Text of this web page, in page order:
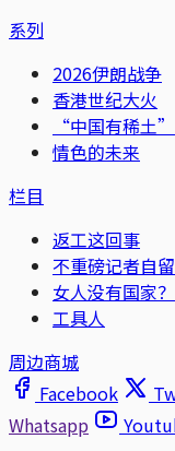
系列
2026伊朗战争
香港世纪大火
“中国有稀土”
情色的未来
栏目
返工这回事
不重磅记者自
女人没有国家？
工具人
周边商城
Facebook
Whatsapp